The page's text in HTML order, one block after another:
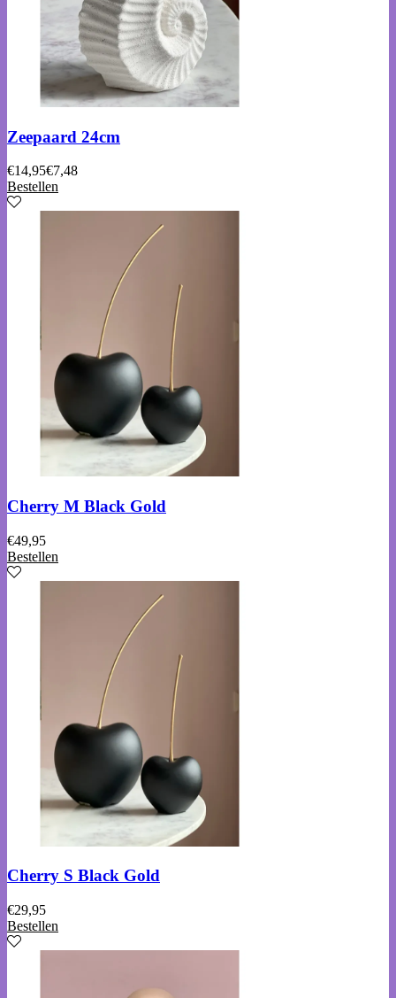
Zeepaard 24cm
€14,95€7,48
Bestellen
Cherry M Black Gold
€49,95
Bestellen
Cherry S Black Gold
€29,95
Bestellen